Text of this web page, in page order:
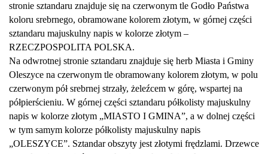
stronie sztandaru znajduje się na czerwonym tle Godło Państwa
koloru srebrnego, obramowane kolorem złotym, w górnej części
sztandaru majuskulny napis w kolorze złotym –
RZECZPOSPOLITA POLSKA.
Na odwrotnej stronie sztandaru znajduje się herb Miasta i Gminy
Oleszyce na czerwonym tle obramowany kolorem złotym, w polu
czerwonym pół srebrnej strzały, żeleźcem w górę, wspartej na
półpierścieniu. W górnej części sztandaru półkolisty majuskulny
napis w kolorze złotym „MIASTO I GMINA”, a w dolnej części
w tym samym kolorze półkolisty majuskulny napis
„OLESZYCE”. Sztandar obszyty jest złotymi frędzlami. Drzewce